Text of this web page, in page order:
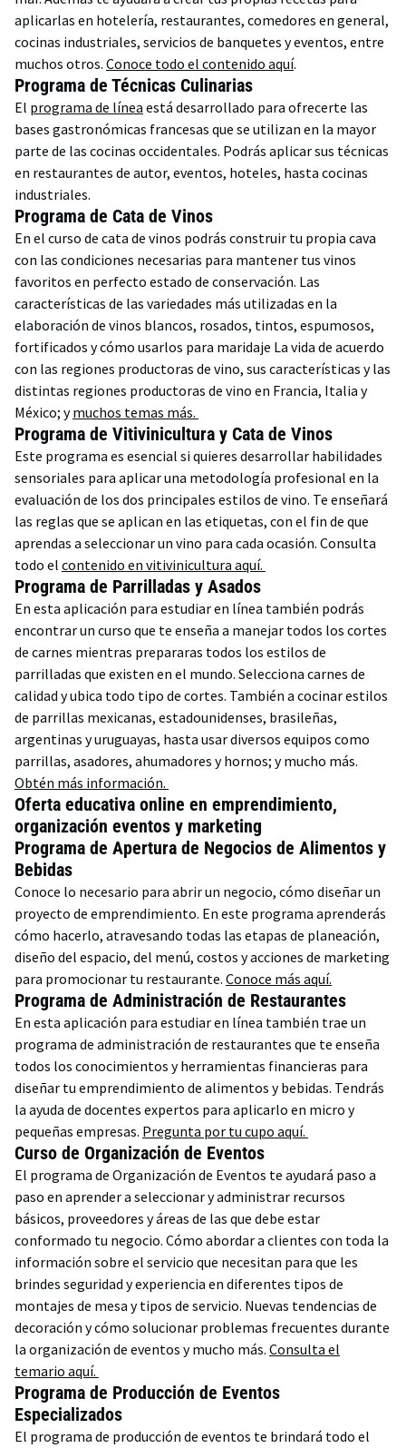
aplicarlas en hotelería, restaurantes, comedores en general,
cocinas industriales, servicios de banquetes y eventos, entre
muchos otros. Conoce todo el contenido aquí.
Programa de Técnicas Culinarias
El programa de línea está desarrollado para ofrecerte las
bases gastronómicas francesas que se utilizan en la mayor
parte de las cocinas occidentales. Podrás aplicar sus técnicas
en restaurantes de autor, eventos, hoteles, hasta cocinas
industriales.
Programa de Cata de Vinos
En el curso de cata de vinos podrás construir tu propia cava
con las condiciones necesarias para mantener tus vinos
favoritos en perfecto estado de conservación. Las
características de las variedades más utilizadas en la
elaboración de vinos blancos, rosados, tintos, espumosos,
fortificados y cómo usarlos para maridaje La vida de acuerdo
con las regiones productoras de vino, sus características y las
distintas regiones productoras de vino en Francia, Italia y
México; ymuchos temas más.
Programa de Vitivinicultura y Cata de Vinos
Este programa es esencial si quieres desarrollar habilidades
sensoriales para aplicar una metodología profesional en la
evaluación de los dos principales estilos de vino. Te enseñará
las reglas que se aplican en las etiquetas, con el fin de que
aprendas a seleccionar un vino para cada ocasión. Consulta
todo el contenido en vitivinicultura aquí.
Programa de Parrilladas y Asados
En esta aplicación para estudiar en línea también podrás
encontrar un curso que te enseña a manejar todos los cortes
de carnes mientras prepararas todos los estilos de
parrilladas que existen en el mundo. Selecciona carnes de
calidad y ubica todo tipo de cortes. También a cocinar estilos
de parrillas mexicanas, estadounidenses, brasileñas,
argentinas y uruguayas, hasta usar diversos equipos como
parrillas, asadores, ahumadores y hornos; y mucho más.
Obtén más información.
Oferta educativa online en emprendimiento,
organización eventos y marketing
Programa de Apertura de Negocios de Alimentos y
Bebidas
Conoce lo necesario para abrir un negocio, cómo diseñar un
proyecto de emprendimiento. En este programa aprenderás
cómo hacerlo, atravesando todas las etapas de planeación,
diseño del espacio, del menú, costos y acciones de marketing
para promocionar tu restaurante. Conoce más aquí.
Programa de Administración de Restaurantes
En esta aplicación para estudiar en línea también trae un
programa de administración de restaurantes que te enseña
todos los conocimientos y herramientas financieras para
diseñar tu emprendimiento de alimentos y bebidas. Tendrás
la ayuda de docentes expertos para aplicarlo en micro y
pequeñas empresas. Pregunta por tu cupo aquí.
Curso de Organización de Eventos
El programa de Organización de Eventos te ayudará paso a
paso en aprender a seleccionar y administrar recursos
básicos, proveedores y áreas de las que debe estar
conformado tu negocio. Cómo abordar a clientes con toda la
información sobre el servicio que necesitan para que les
brindes seguridad y experiencia en diferentes tipos de
montajes de mesa y tipos de servicio. Nuevas tendencias de
decoración y cómo solucionar problemas frecuentes durante
la organización de eventos y mucho más. Consulta el
temario aquí.
Programa de Producción de Eventos
Especializados
El programa de producción de eventos te brindará todo el